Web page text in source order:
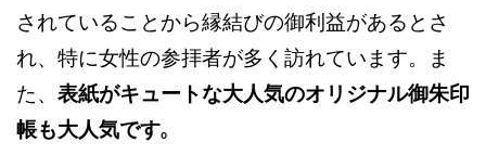
されていることから縁結びの御利益があるとさ
れ、特に女性の参拝者が多く訪れています。ま
た、 表紙がキュートな大人気のオリジナル御朱印
帳も大人気です。